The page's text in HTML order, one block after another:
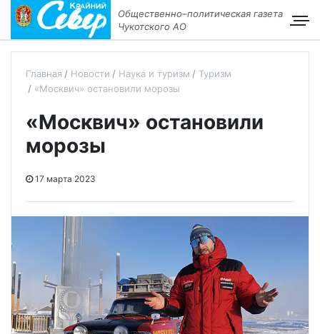
Общественно–политическая газета
Чукотского АО
Главная Новости Наука и туризм
Туризм
«Москвич» остановили морозы
«Москвич» остановили
морозы
17 марта 2023